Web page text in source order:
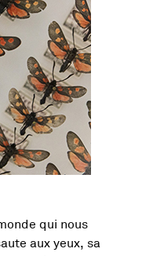
qui nous
aux yeux, sa